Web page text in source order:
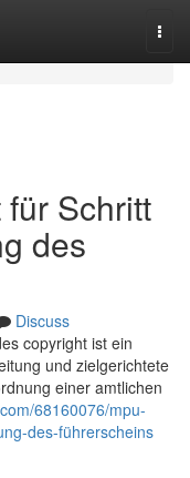
Schritt
des
Discuss
copyright ist ein
und zielgerichtete
einer amtlichen
68160076/mpu-
des-führerscheins